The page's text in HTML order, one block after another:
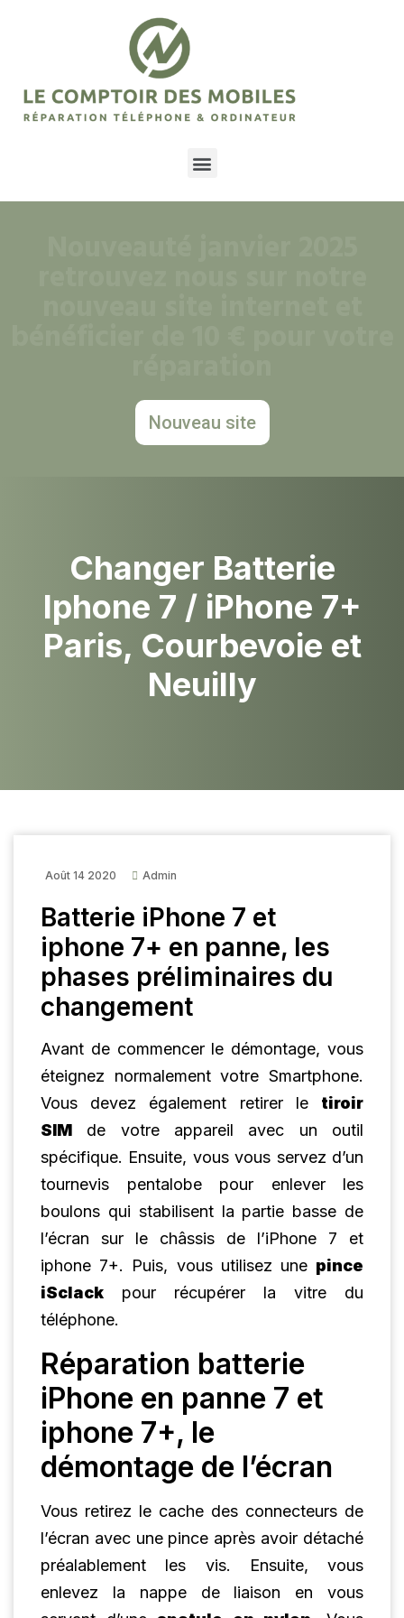
Nouveau site
Changer Batterie
Iphone 7 / iPhone 7+
Paris, Courbevoie et
Neuilly
Août 14 2020 Admin
Batterie iPhone 7 et
iphone 7+ en panne, les
phases préliminaires du
changement
Avant de commencer le démontage, vous
éteignez normalement votre Smartphone.
Vous devez également retirer le tiroir
SIM de votre appareil avec un outil
spécifique. Ensuite, vous vous servez d’un
tournevis pentalobe pour enlever les
boulons qui stabilisent la partie basse de
l’écran sur le châssis de l’iPhone 7 et
iphone 7+. Puis, vous utilisez une pince
iSclack pour récupérer la vitre du
téléphone.
Réparation batterie
iPhone en panne 7 et
iphone 7+, le
démontage de l’écran
Vous retirez le cache des connecteurs de
l’écran avec une pince après avoir détaché
préalablement les vis. Ensuite, vous
enlevez la nappe de liaison en vous